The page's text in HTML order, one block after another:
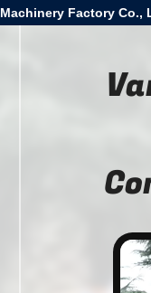
Factory Co.,